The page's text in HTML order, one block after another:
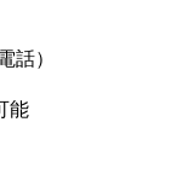
話）
能